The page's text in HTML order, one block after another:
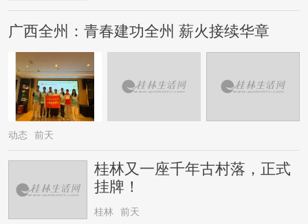
广西全州：青春建功全州 薪火接续华章
动态 前天
桂林又一座千年古村落，正式
挂牌！
桂林 前天